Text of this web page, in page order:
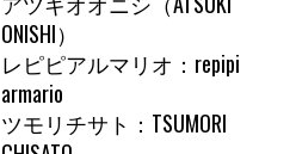
ONISHI）
レピピアルマリオ：repipi
armario
ツモリチサト：TSUMORI